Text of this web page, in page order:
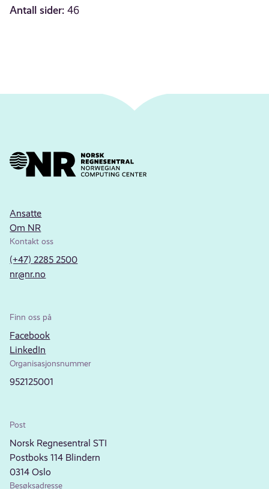
Antall sider: 46
Ansatte
Om NR
Kontakt oss
(+47) 2285 2500
nr@nr.no
Finn oss på
Facebook
LinkedIn
Organisasjonsnummer
952125001
Post
Norsk Regnesentral STI
Postboks 114 Blindern
0314 Oslo
Besøksadresse